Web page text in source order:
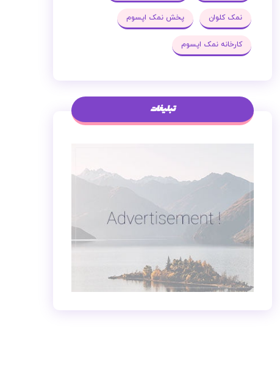
نمک کلوان پخش نمک اپسوم
کارخانه نمک اپسوم
تبلیغات